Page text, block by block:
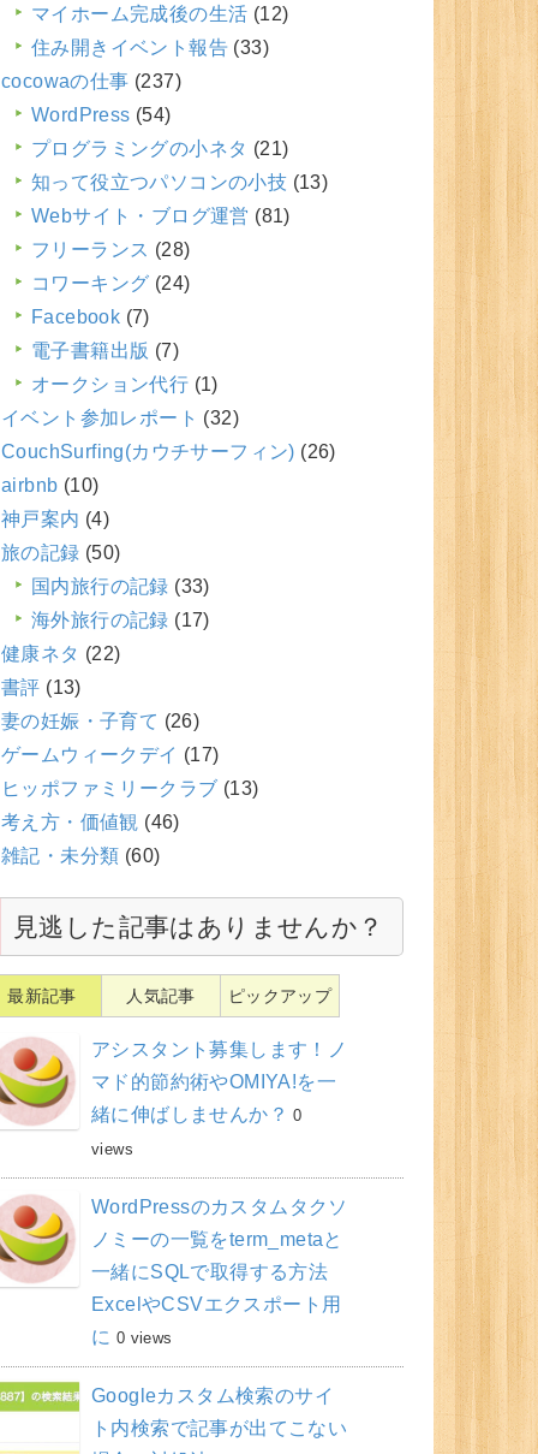
マイホーム完成後の生活 (12)
住み開きイベント報告 (33)
cocowaの仕事 (237)
WordPress (54)
プログラミングの小ネタ (21)
知って役立つパソコンの小技 (13)
Webサイト・ブログ運営 (81)
フリーランス (28)
コワーキング (24)
Facebook (7)
電子書籍出版 (7)
オークション代行 (1)
イベント参加レポート (32)
CouchSurfing(カウチサーフィン) (26)
airbnb (10)
神戸案内 (4)
旅の記録 (50)
国内旅行の記録 (33)
海外旅行の記録 (17)
健康ネタ (22)
書評 (13)
妻の妊娠・子育て (26)
ゲームウィークデイ (17)
ヒッポファミリークラブ (13)
考え方・価値観 (46)
雑記・未分類 (60)
見逃した記事はありませんか？
最新記事 人気記事 ピックアップ
アシスタント募集します！ノ
マド的節約術やOMIYA!を一
緒に伸ばしませんか？ 0
views
WordPressのカスタムタクソ
ノミーの一覧をterm_metaと
一緒にSQLで取得する方法
ExcelやCSVエクスポート用
に 0 views
Googleカスタム検索のサイ
ト内検索で記事が出てこない